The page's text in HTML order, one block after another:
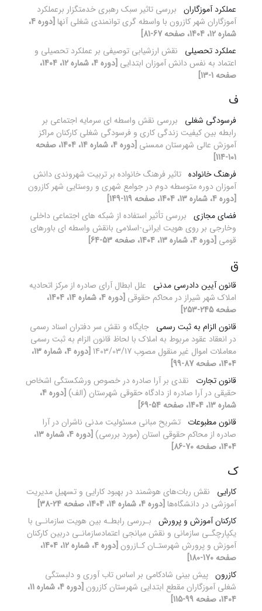
عملکرد آموزگاران بررسی تاثیر سبک رهبری خدمتگزار برعملکرد
آموزگاران شهر کازرون با واسطه گری توانمندی شغلی آنها
[دوره 4،
شماره 12، 1404، صفحه 67-81]
عملکرد تحصیلی
نقش ارزشیابی توصیفی بر عملکرد تحصیلی و
اعتماد به نفس دانش آموزان ابتدایی
[دوره 4، شماره 12، 1404،
صفحه 1-13]
ف
فرسودگی شغلی
بررسی نقش واسطه ای سرمایه اجتماعی بر
رابطه بین کیفیت زندگی کاری و فرسودگی شغلی کارکنان مراکز
آموزش عالی شهرستان ممسنی
[دوره 4، شماره 14، 1404، صفحه
101-114]
فرهنگ خانواده تاثیر فرهنگ خانواده بر تربیت شهروندی دانش
آموزان دوره متوسطه دوم در جوامع شهری و روستایی شهر کازرون
[دوره 4، شماره 13، 1404، صفحه 119-149]
فضای مجازی بررسی تأثیر استفاده از شبکه های اجتماعی داخلی
وخارجی بر روی هویت ایرانی-اسلامی بانقش واسطه ای باورهای
قومی [دوره 4، شماره 13، 1404، صفحه 53-64]
ق
قانون آیین دادرسی مدنی
علل ابطال آرای صادره از مرکز اتحادیه
املاک شهر شیراز در محاکم حقوقی
[دوره 4، شماره 14، 1404،
صفحه 245-253]
قانون الزام به ثبت رسمی جایگاه و نقش سر دفتران اسناد رسمی
در انعقاد عقود مربوط به املاک با لحاظ قانون الزام به ثبت رسمی
معاملات اموال غیر منقول مصوب 1403/03/17
[دوره 4، شماره 13،
1404، صفحه 87-99]
قانون تجارت
نقدی بر آرا صادره در خصوص ورشکستگی اشخاص
حقیقی در آرا صادره از دادگاه حقوقی شهرستان (الف)
[دوره 4،
شماره 13، 1404، صفحه 54-69]
قانون مطبوعات تشریح مبانی مسئولیت مدنی ناشران در آرا
صادره از محاکم حقوقی استان (مورد بررسی)
[دوره 4، شماره 13،
1404، صفحه 70-86]
ک
کارایی
نقش ربات‌های هوشمند در بهبود کارایی و تسهیل مدیریت
آموزشی در دانشگاه‌ها [دوره 4، شماره 14، 1404، صفحه 24-38]
کارکنان آموزش و پرورش بـررسی رابطـه بین هویت سازمانـی با
یکپارچگـی سازمانی و نقش میانجی اعتمادسازمانـی دربین کارکنان
آموزش و پرورش شهرستـان کـازرون
[دوره 4، شماره 12، 1404،
صفحه 170-180]
کازرون پیش بینی شادکامی بر اساس تاب آوری و دلبستگی
شغلی آموزگاران مقطع ابتدایی شهرستان کازرون
[دوره 4، شماره 11،
1404، صفحه 99-115]